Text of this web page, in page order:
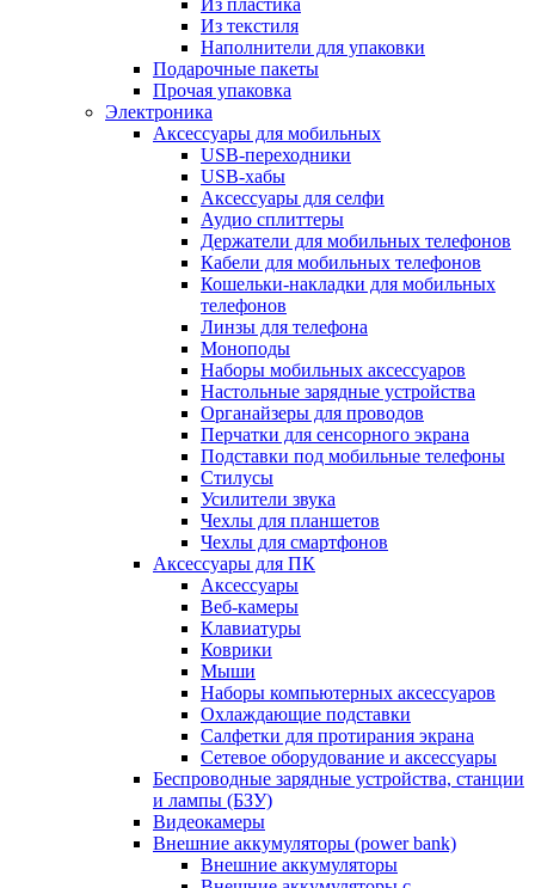
Из текстиля
Наполнители для упаковки
Подарочные пакеты
Прочая упаковка
Электроника
Аксессуары для мобильных
USB-переходники
USB-хабы
Аксессуары для селфи
Аудио сплиттеры
Держатели для мобильных телефонов
Кабели для мобильных телефонов
Кошельки-накладки для мобильных
телефонов
Линзы для телефона
Моноподы
Наборы мобильных аксессуаров
Настольные зарядные устройства
Органайзеры для проводов
Перчатки для сенсорного экрана
Подставки под мобильные телефоны
Стилусы
Усилители звука
Чехлы для планшетов
Чехлы для смартфонов
Аксессуары для ПК
Аксессуары
Веб-камеры
Клавиатуры
Коврики
Мыши
Наборы компьютерных аксессуаров
Охлаждающие подставки
Салфетки для протирания экрана
Сетевое оборудование и аксессуары
Беспроводные зарядные устройства, станции
и лампы (БЗУ)
Видеокамеры
Внешние аккумуляторы (power bank)
Внешние аккумуляторы